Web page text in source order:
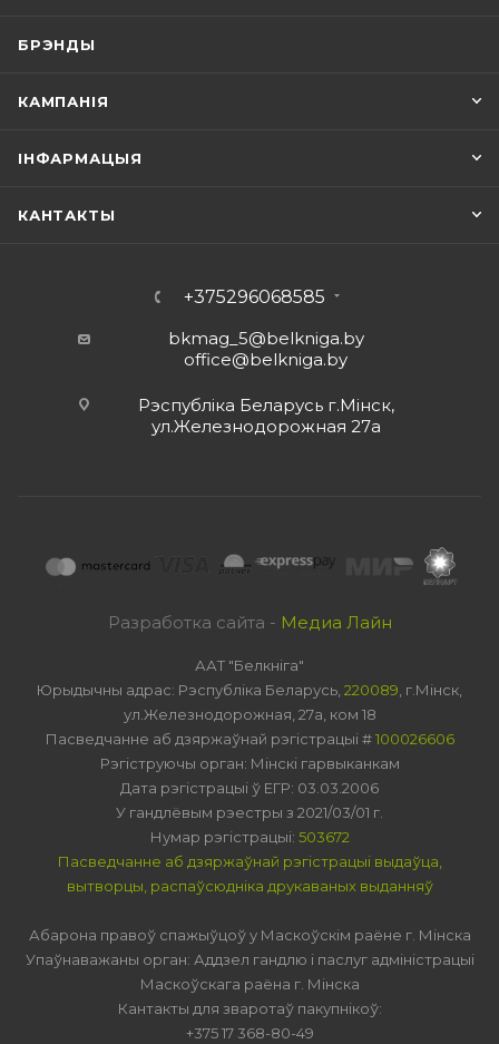
БРЭНДЫ
КАМПАНІЯ
ІНФАРМАЦЫЯ
КАНТАКТЫ
+375296068585
bkmag_5@belkniga.by
office@belkniga.by
Рэспубліка Беларусь г.Мінск,
ул.Железнодорожная 27а
Разработка сайта - Медиа Лайн
ААТ "Белкніга"
Юрыдычны адрас: Рэспубліка Беларусь, 220089 , г.Мінск,
ул.Железнодорожная, 27а, ком 18
Пасведчанне аб дзяржаўнай рэгістрацыі #100026606
Рэгіструючы орган: Мінскі гарвыканкам
Дата рэгістрацыі ў ЕГР: 03.03.2006
У гандлёвым рэестры з 2021/03/01 г.
Нумар рэгістрацыі: 503672
Пасведчанне аб дзяржаўнай рэгістрацыі выдаўца,
вытворцы, распаўсюдніка друкаваных выданняў
Абарона правоў спажыўцоў у Маскоўскім раёне г. Мінска
Упаўнаважаны орган: Аддзел гандлю і паслуг адміністрацыі
Маскоўскага раёна г. Мінска
Кантакты для зваротаў пакупнікоў:
+375 17 368-80-49